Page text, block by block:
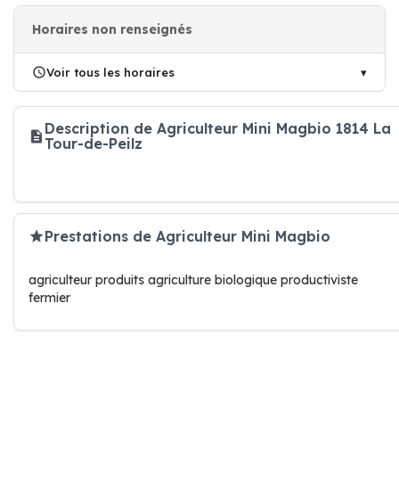
Horaires non renseignés
Voir tous les horaires
Description de Agriculteur Mini Magbio 1814 La
Tour-de-Peilz
Prestations de Agriculteur Mini Magbio
agriculteur produits agriculture biologique productiviste
fermier